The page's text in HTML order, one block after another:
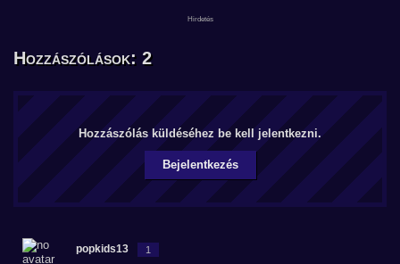
Hozzászólások: 2
Hozzászólás küldéséhez be kell jelentkezni.
Bejelentkezés
popkids13 1